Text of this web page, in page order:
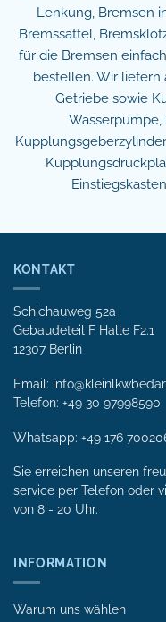
Lenkung, Bremsen
Bremssattel,
für die Bremsen
bestellen. Wir liefern
Getriebe sowie
KONTAKT
Schichauweg 52a
Gebaudeteil F Halle F2.1
12307 Berlin
Email:
Telefon: +49 30 97998590
Whatsapp: +49 176
Sie erreichen unseren
service per Tele­fon oder
von 8 - 20 Uhr.
INFORMATION
Warum uns wählen